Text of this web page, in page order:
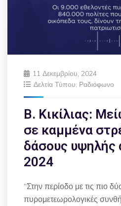
11 Δεκεμβρίου, 2024
Δελτία Τύπου, Ραδιόφωνο
Β. Κικίλιας:
σε καμμένα
δάσους υψηλής
2024
“Στην περίοδο με τις πιο
πυρομετεωρολογικές